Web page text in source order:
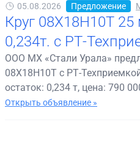
05.08.2026 Предложение
Круг 08Х18Н10Т 25
0,234т. с РТ-
ООО МХ «Стали Урала»
08Х18Н10Т с РТ-
остаток: 0,234 т, цена: 790
Открыть объявление »